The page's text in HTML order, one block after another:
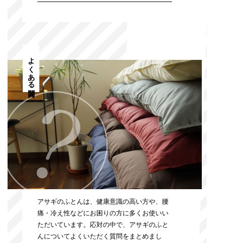
よくある質問
アサギのふとんは、健康意識の高い方や、腰
痛・冷え性などにお困りの方に多くお使いい
ただいています。応対の中で、アサギのふと
んについてよくいただく質問をまとめまし